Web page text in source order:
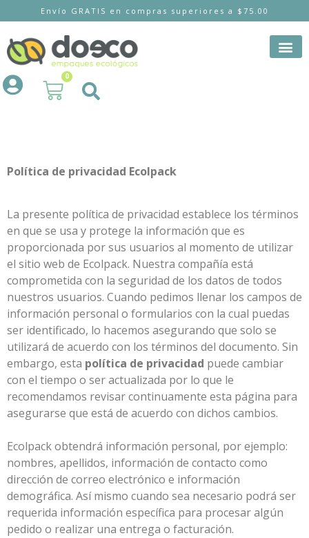
Envío GRATIS en compras superiores a $75.00
0
Política de privacidad Ecolpack
La presente política de privacidad establece los términos
en que se usa y protege la información que es
proporcionada por sus usuarios al momento de utilizar
el sitio web de Ecolpack. Nuestra compañía está
comprometida con la seguridad de los datos de todos
nuestros usuarios. Cuando pedimos llenar los campos de
información personal o formularios con la cual puedas
ser identificado, lo hacemos asegurando que solo se
utilizará de acuerdo con los términos del documento. Sin
embargo, esta política de privacidad puede cambiar
con el tiempo o ser actualizada por lo que le
recomendamos revisar continuamente esta página para
asegurarse que está de acuerdo con dichos cambios.
Ecolpack obtendrá información personal, por ejemplo:
nombres, apellidos, información de contacto como
dirección de correo electrónico e información
demográfica. Así mismo cuando sea necesario podrá ser
requerida información específica para procesar algún
pedido o realizar una entrega o facturación.